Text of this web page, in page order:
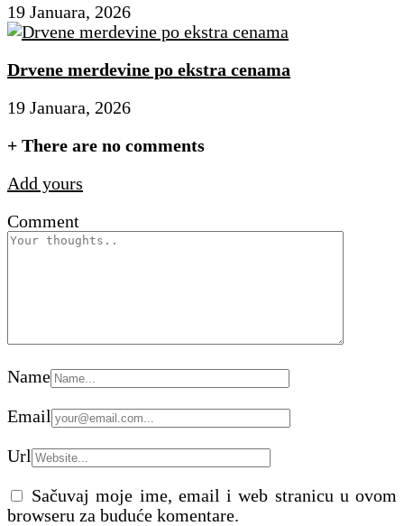
19 Januara, 2026
Drvene merdevine po ekstra cenama
19 Januara, 2026
+ There are no comments
Add yours
Comment
Name
Email
Url
Sačuvaj moje ime, email i web stranicu u ovom
browseru za buduće komentare.